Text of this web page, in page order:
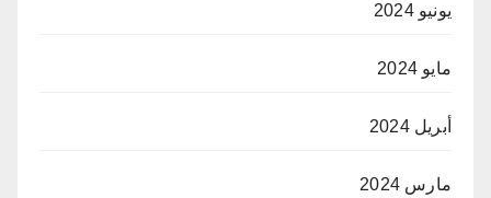
يونيو 2024
مايو 2024
أبريل 2024
مارس 2024